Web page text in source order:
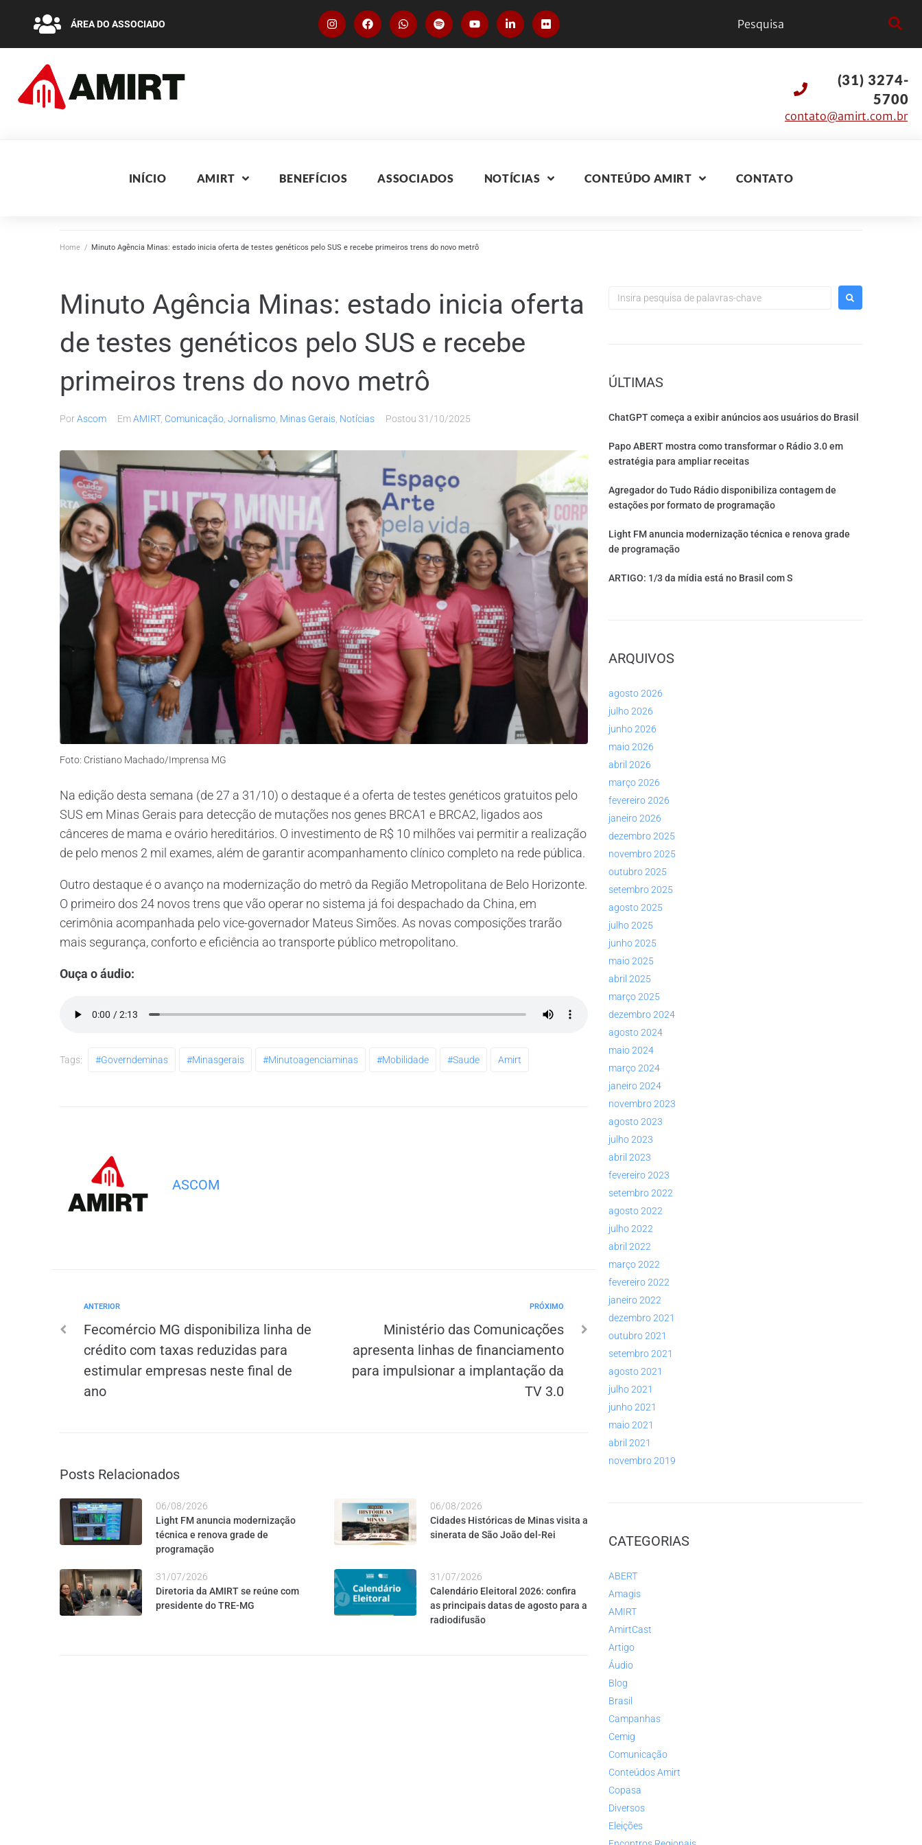
ÁREA DO ASSOCIADO
(31) 3274-
5700
contato@amirt.com.br
INÍCIO AMIRT BENEFÍCIOS ASSOCIADOS NOTÍCIAS CONTEÚDO AMIRT CONTATO
Home / Minuto Agência Minas: estado inicia oferta de testes genéticos pelo SUS e recebe primeiros trens do novo metrô
Minuto Agência Minas: estado inicia oferta
de testes genéticos pelo SUS e recebe
primeiros trens do novo metrô
PorAscom EmAMIRT, Comunicação Jornalismo Minas Gerais Notícias Postou 31/10/2025
Foto: Cristiano Machado/Imprensa MG
Na edição desta semana (de 27 a 31/10) o destaque é a oferta de testes genéticos gratuitos pelo
SUS em Minas Gerais para detecção de mutações nos genes BRCA1 e BRCA2, ligados aos
cânceres de mama e ovário hereditários. O investimento de R$ 10 milhões vai permitir a realização
de pelo menos 2 mil exames, além de garantir acompanhamento clínico completo na rede pública.
Outro destaque é o avanço na modernização do metrô da Região Metropolitana de Belo Horizonte.
O primeiro dos 24 novos trens que vão operar no sistema já foi despachado da China, em
cerimônia acompanhada pelo vice-governador Mateus Simões. As novas composições trarão
mais segurança, conforto e eficiência ao transporte público metropolitano.
Ouça o áudio:
Tags: #governdeminas #minasgerais #minutoagenciaminas #mobilidade #saude Amirt
ASCOM
ANTERIOR
Fecomércio MG disponibiliza linha de
crédito com taxas reduzidas para
estimular empresas neste final de
ano
PRÓXIMO
Ministério das Comunicações
apresenta linhas de financiamento
para impulsionar a implantação da
TV 3.0
Posts Relacionados
06/08/2026
Light FM anuncia modernização
técnica e renova grade de
programação
06/08/2026
Cidades Históricas de Minas visita a
sinerata de São João del-Rei
31/07/2026
Diretoria da AMIRT se reúne com
presidente do TRE-MG
31/07/2026
Calendário Eleitoral 2026: confira
as principais datas de agosto para a
radiodifusão
ÚLTIMAS
ChatGPT começa a exibir anúncios aos usuários do Brasil
Papo ABERT mostra como transformar o Rádio 3.0 em
estratégia para ampliar receitas
Agregador do Tudo Rádio disponibiliza contagem de
estações por formato de programação
Light FM anuncia modernização técnica e renova grade
de programação
ARTIGO: 1/3 da mídia está no Brasil com S
ARQUIVOS
agosto 2026
julho 2026
junho 2026
maio 2026
abril 2026
março 2026
fevereiro 2026
janeiro 2026
dezembro 2025
novembro 2025
outubro 2025
setembro 2025
agosto 2025
julho 2025
junho 2025
maio 2025
abril 2025
março 2025
dezembro 2024
agosto 2024
maio 2024
março 2024
janeiro 2024
novembro 2023
agosto 2023
julho 2023
abril 2023
fevereiro 2023
setembro 2022
agosto 2022
julho 2022
abril 2022
março 2022
fevereiro 2022
janeiro 2022
dezembro 2021
outubro 2021
setembro 2021
agosto 2021
julho 2021
junho 2021
maio 2021
abril 2021
novembro 2019
CATEGORIAS
ABERT
Amagis
AMIRT
AmirtCast
Artigo
Áudio
Blog
Brasil
Campanhas
Cemig
Comunicação
Conteúdos Amirt
Copasa
Diversos
Eleições